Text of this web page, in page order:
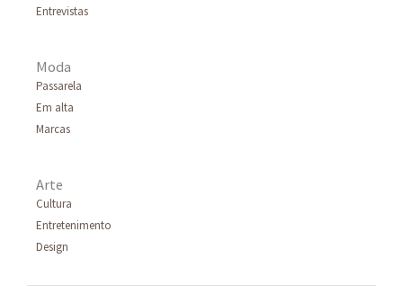
Entrevistas
Moda
Passarela
Em alta
Marcas
Arte
Cultura
Entretenimento
Design